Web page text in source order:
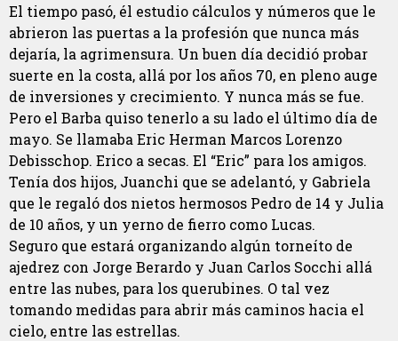
El tiempo pasó, él estudio cálculos y números que le
abrieron las puertas a la profesión que nunca más
dejaría, la agrimensura. Un buen día decidió probar
suerte en la costa, allá por los años 70, en pleno auge
de inversiones y crecimiento. Y nunca más se fue.
Pero el Barba quiso tenerlo a su lado el último día de
mayo. Se llamaba Eric Herman Marcos Lorenzo
Debisschop. Erico a secas. El “Eric” para los amigos.
Tenía dos hijos, Juanchi que se adelantó, y Gabriela
que le regaló dos nietos hermosos Pedro de 14 y Julia
de 10 años, y un yerno de fierro como Lucas.
Seguro que estará organizando algún torneíto de
ajedrez con Jorge Berardo y Juan Carlos Socchi allá
entre las nubes, para los querubines. O tal vez
tomando medidas para abrir más caminos hacia el
cielo, entre las estrellas.